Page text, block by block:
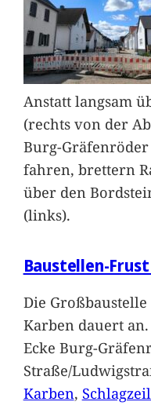
Anstatt langsam
(rechts von der
Burg-
fahren, brettern
über den
(links).
Baustellen-
Die
Karben dauert
Ecke Burg-
Straße/
Karben,